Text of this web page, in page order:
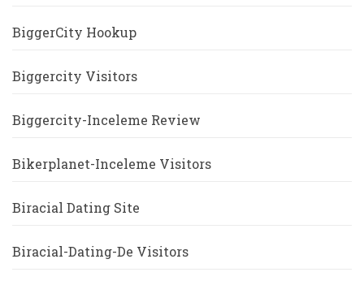
BiggerCity Hookup
Biggercity Visitors
Biggercity-Inceleme Review
Bikerplanet-Inceleme Visitors
Biracial Dating Site
Biracial-Dating-De Visitors